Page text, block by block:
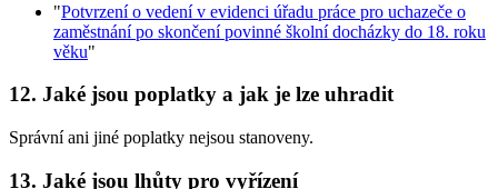
"Potvrzení o vedení v evidenci úřadu práce pro uchazeče o
zaměstnání po skončení povinné školní docházky do 18. roku
věku"
12. Jaké jsou poplatky a jak je lze uhradit
Správní ani jiné poplatky nejsou stanoveny.
13. Jaké jsou lhůty pro vyřízení